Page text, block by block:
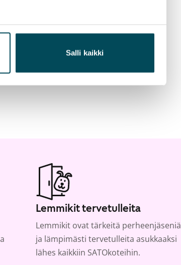
Salli kaikki
Lemmikit tervetulleita
Lemmikit ovat tärkeitä perheenjäseniä
ja lämpimästi tervetulleita asukkaaksi
lähes kaikkiin SATOkoteihin.